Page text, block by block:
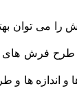
می توان
طرح فرش
و اندازه